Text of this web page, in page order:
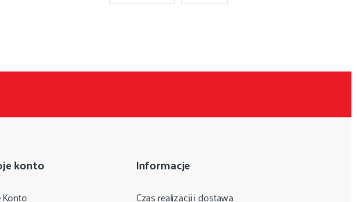
konto Informacje
Czas realizacji i dostawa